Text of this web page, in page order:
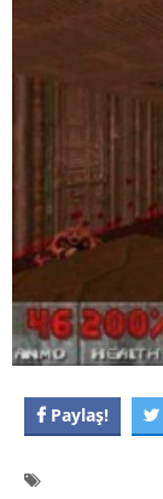
Paylaş!